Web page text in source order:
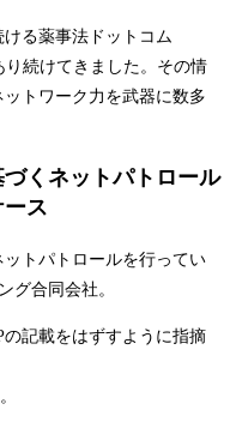
る薬事法ドットコム
り続けてきました。その情
トワーク力を武器に数多
くネットパトロール
ス
トパトロールを行ってい
グ合同会社。
記載をはずすように指摘